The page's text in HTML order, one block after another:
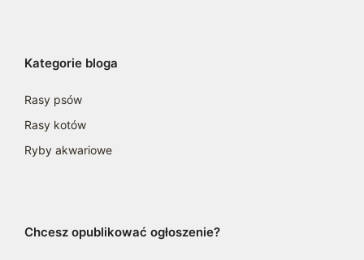
Kategorie bloga
Rasy psów
Rasy kotów
Ryby akwariowe
Chcesz opublikować ogłoszenie?